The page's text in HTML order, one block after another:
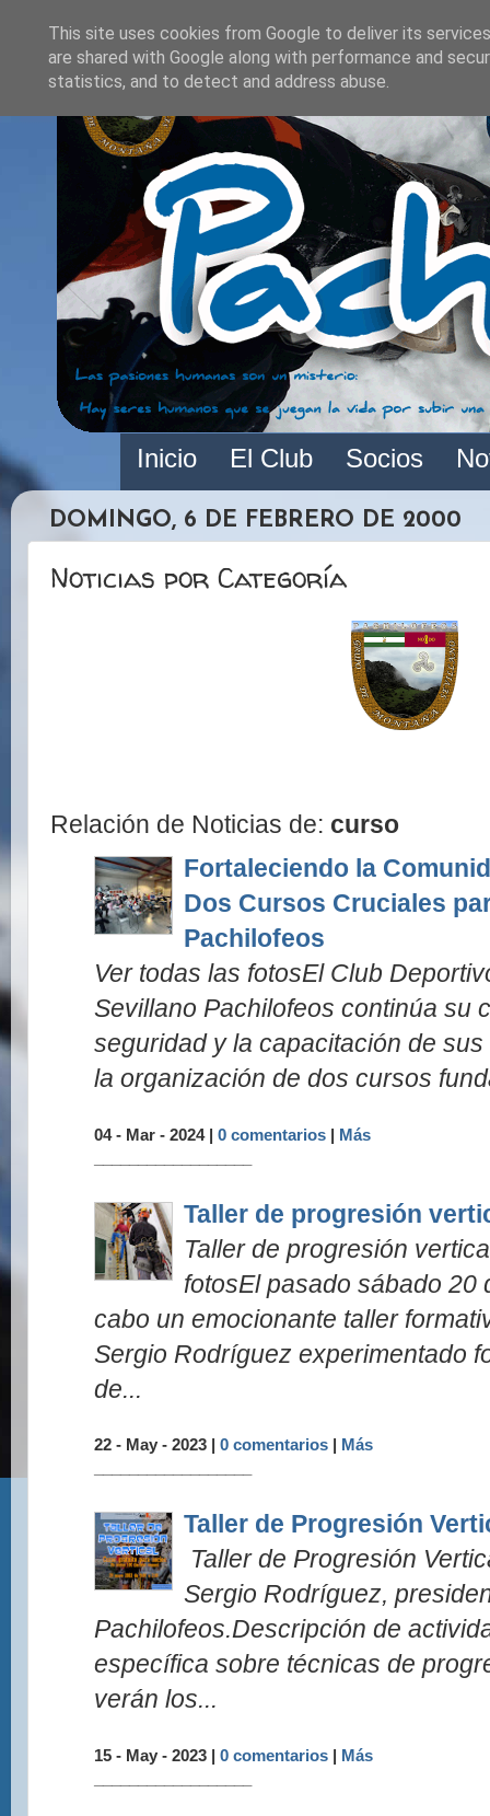
Inicio El Club Socios
DOMINGO, 6 DE FEBRERO DE 2000
Noticias por Categoría
Relación de Noticias de: curso
Fortaleciendo la
Dos Cursos Cruciales
Pachilofeos
Ver todas las fotosEl Club
Sevillano Pachilofeos continúa su
seguridad y la capacitación de
la organización de dos cursos
04 - Mar - 2024 | 0 comentarios| Más
Taller de progresión
Taller de progresión
fotosEl pasado sábado 20
cabo un emocionante taller
Sergio Rodríguez experimentado
de...
22 - May - 2023 | 0 comentarios| Más
Taller de Progresión
Taller de Progresión
Sergio Rodríguez,
Pachilofeos.Descripción de
específica sobre técnicas de
verán los...
15 - May - 2023 | 0 comentarios| Más
This site uses cookies from Google to deliver its
are shared with Google along with performance and
statistics, and to detect and address abuse.